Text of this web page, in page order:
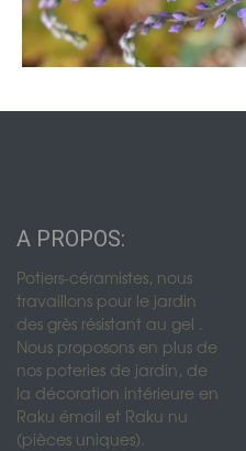
A PROPOS:
Potiers-céramistes, nous
travaillons pour le jardin
des grès résistant au gel .
Nous proposons en plus de
nos poteries de jardin, de
la décoration intérieure en
Raku émail et Raku nu
(pièces uniques).